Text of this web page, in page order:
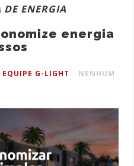
ENERGIA
energia
EQUIPE G-LIGHT
NENHUM